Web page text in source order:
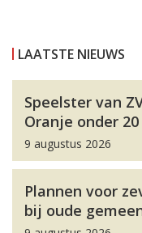
LAATSTE NIEUWS
Speelster van
Oranje onder 20
9 augustus 2026
Plannen voor
bij oude